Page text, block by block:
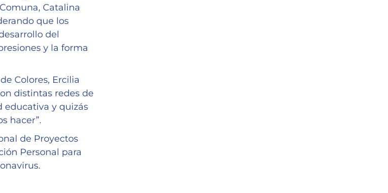
Catalina
que los
del
y la forma
Colores, Ercilia
distintas redes de
educativa y quizás
hacer”.
de Proyectos
Personal para